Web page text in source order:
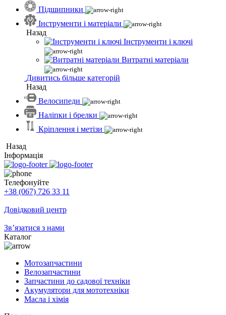
Підшипники
Інструменти і матеріали
Назад
Інструменти і ключі
Витратні матеріали
Дивитись більше категорій
Назад
Велосипеди
Наліпки і брелки
Кріплення і метізи
Назад
Інформація
Телефонуйте
+38 (067) 726 33 11
Довідковий центр
Зв’язатися з нами
Каталог
Мотозапчастини
Велозапчастини
Запчастини до садової техніки
Акумулятори для мототехніки
Масла і хімія